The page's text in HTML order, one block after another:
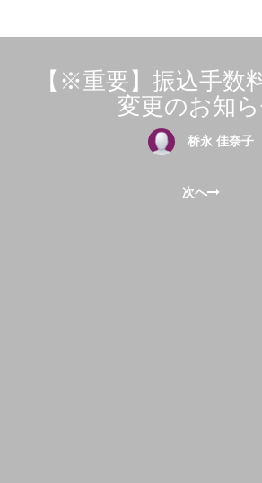
【※重要】振込手数
変更のお知
桥永 佳奈子
次へ